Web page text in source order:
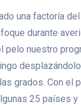
una factoría
durante
pelo nuestro
grados. Con el
25 países y